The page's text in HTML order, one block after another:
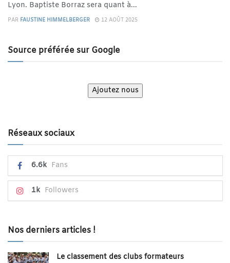
Lyon. Baptiste Borraz sera quant à...
PAR FAUSTINE HIMMELBERGER 12 AOÛT 2025
Source préférée sur Google
Ajoutez nous
Réseaux sociaux
6.6k Fans
1k Followers
Nos derniers articles !
Le classement des clubs formateurs